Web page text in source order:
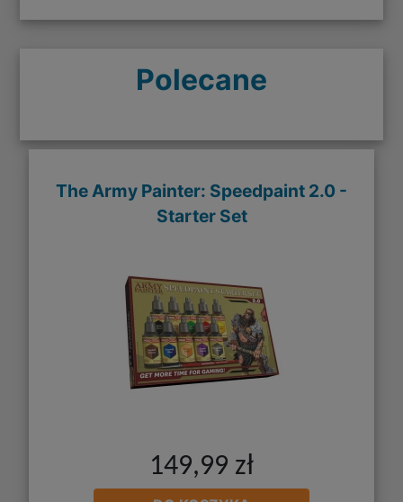
Polecane
The Army Painter: Speedpaint 2.0 -
Starter Set
149,99 zł